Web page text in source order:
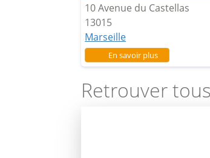
10 Avenue du Castellas
13015
Marseille
En savoir plussur Résidence
Retrouver